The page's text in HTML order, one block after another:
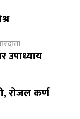
उपाध्याय
रोजल कर्ण